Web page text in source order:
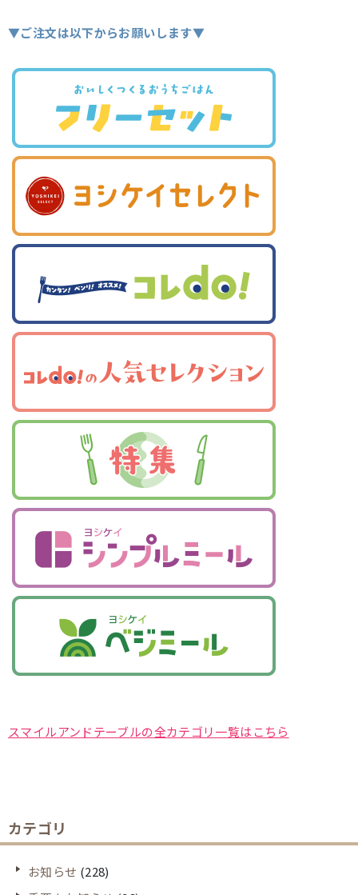
▼ご注文は以下からお願いします▼
スマイルアンドテーブルの全カテゴリ一覧はこちら
カテゴリ
お知らせ (228)